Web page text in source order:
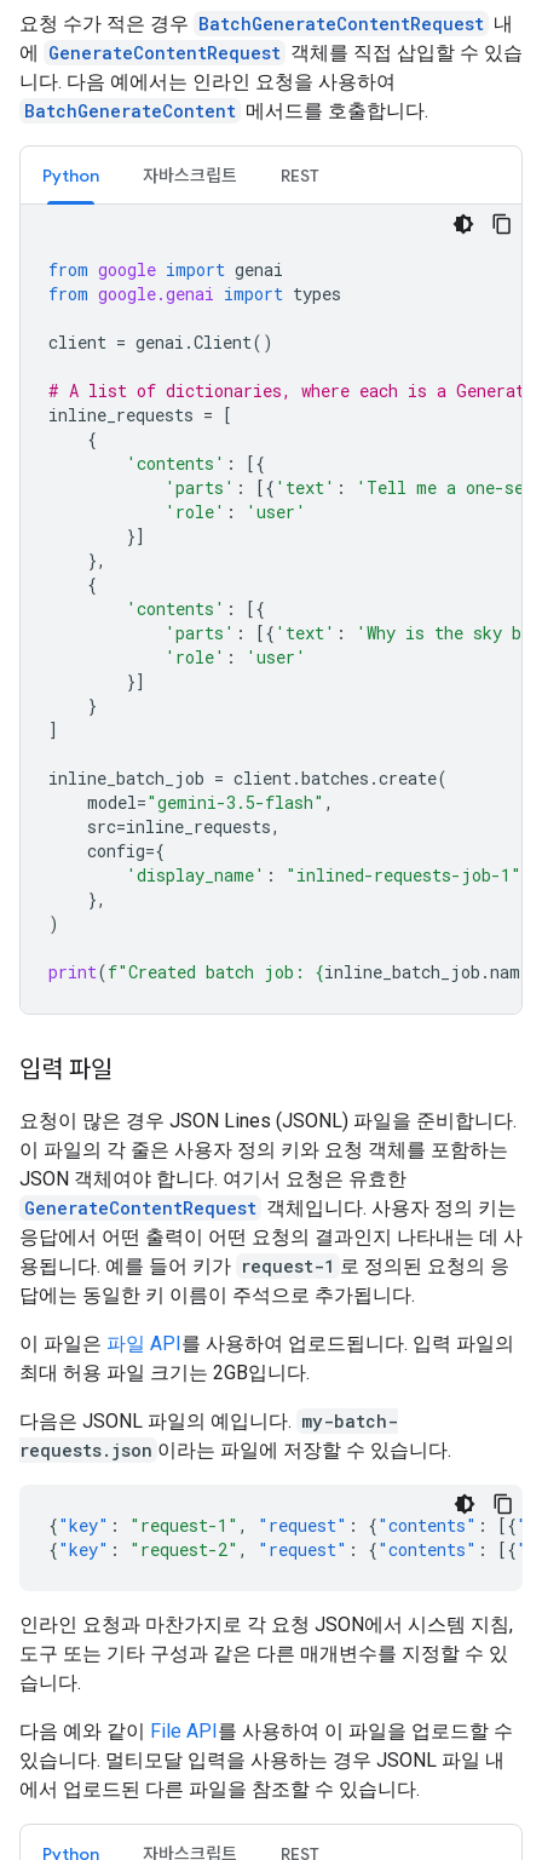
요청 수가 적은 경우 BatchGenerateContentRequest 내
에 GenerateContentRequest 객체를 직접 삽입할 수 있습
니다. 다음 예에서는 인라인 요청을 사용하여
BatchGenerateContent 메서드를 호출합니다.
Python 자바스크립트 REST
from google import genai
from google.genai import types
client = genai .Client()
# A list of dictionaries, where each is a
inline_requests = [
{
'contents' :
[{
'parts' : [{ 'text' :
'Tell me a one-
'role' :
'user'
}]
},
{
'contents' :
[{
'parts' : [{ 'text' :
'Why is the sky
'role' :
'user'
}]
}
]
inline_batch_job = client.batches .create(
model="gemini-3.5-flash" ,
src=inline_requests,
config={
'display_name' : "inlined-requests-job-1"
},
)
print(f"Created batch job: {inline_batch_job .name
입력 파일
요청이 많은 경우 JSON Lines (JSONL) 파일을 준비합니다.
이 파일의 각 줄은 사용자 정의 키와 요청 객체를 포함하는
JSON 객체여야 합니다. 여기서 요청은 유효한
GenerateContentRequest 객체입니다. 사용자 정의 키는
응답에서 어떤 출력이 어떤 요청의 결과인지 나타내는 데 사
용됩니다. 예를 들어 키가 request-1 로 정의된 요청의 응
답에는 동일한 키 이름이 주석으로 추가됩니다.
이 파일은 파일 API를 사용하여 업로드됩니다. 입력 파일의
최대 허용 파일 크기는 2GB입니다.
다음은 JSONL 파일의 예입니다. my-batch-
requests.json 이라는 파일에 저장할 수 있습니다.
{"key" : "request-1" , "request" : {"contents" : [{
{"key" : "request-2" , "request" : {"contents" : [{
인라인 요청과 마찬가지로 각 요청 JSON에서 시스템 지침,
도구 또는 기타 구성과 같은 다른 매개변수를 지정할 수 있
습니다.
다음 예와 같이 File API를 사용하여 이 파일을 업로드할 수
있습니다. 멀티모달 입력을 사용하는 경우 JSONL 파일 내
에서 업로드된 다른 파일을 참조할 수 있습니다.
Python 자바스크립트 REST